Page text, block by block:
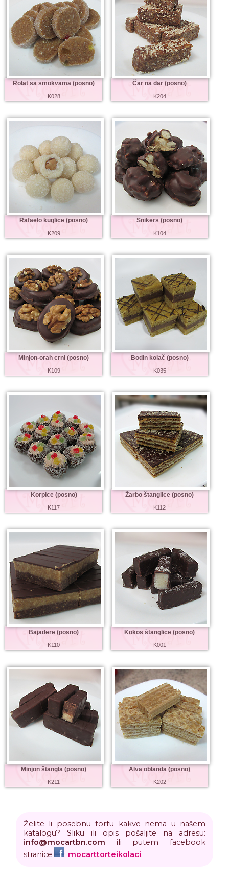
Rolat sa smokvama (posno)
K028
Čar na dar (posno)
K204
Rafaelo kuglice (posno)
K209
Snikers (posno)
K104
Minjon-orah crni (posno)
K109
Bodin kolač (posno)
K035
Korpice (posno)
K117
Žarbo štanglice (posno)
K112
Bajadere (posno)
K110
Kokos štanglice (posno)
K001
Minjon štangla (posno)
K211
Alva oblanda (posno)
K202
Želite li posebnu tortu kakve nema u našem
katalogu? Sliku ili opis pošaljite na adresu:
info@mocartbn.com ili putem facebook
stranice
: mocarttorteikolaci.